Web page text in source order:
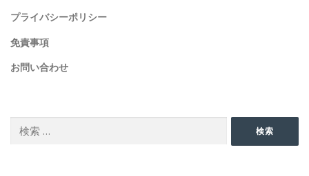
プライバシーポリシー
免責事項
お問い合わせ
索:
検索